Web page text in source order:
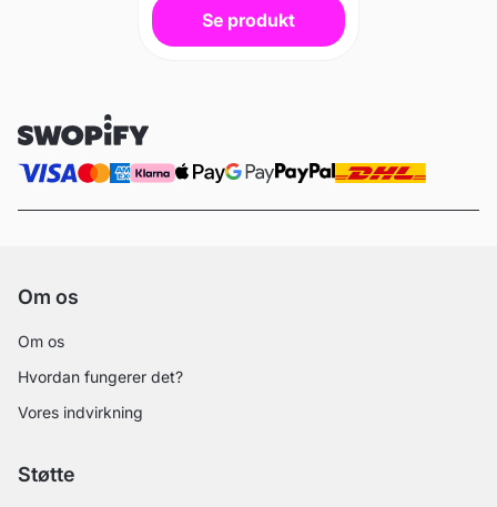
Se produkt
Om os
Om os
Hvordan fungerer det?
Vores indvirkning
Støtte